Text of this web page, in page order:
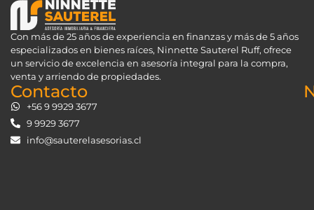
Con más de 25 años de experiencia en finanzas y más de 5 años
especializados en bienes raíces, Ninnette Sauterel Ruff, ofrece
un servicio de excelencia en asesoría integral para la compra,
venta y arriendo de propiedades.
Contacto
+56 9 9929 3677
9 9929 3677
info@sauterelasesorias.cl